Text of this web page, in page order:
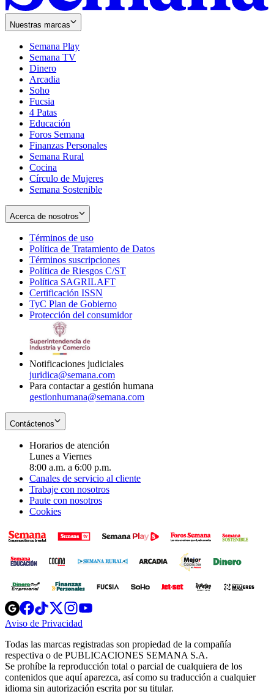
Nuestras marcas
Semana Play
Semana TV
Dinero
Arcadia
Soho
in
new
window
Fucsia
in
new
window
4 Patas
Educación
Foros Semana
Finanzas Personales
Semana Rural
Cocina
Círculo de Mujeres
Semana Sostenible
Acerca de nosotros
Términos de uso
in
new
window
Política de Tratamiento de Datos
Términos suscripciones
in
Política de Riesgos C/ST
Política SAGRILAFT
new
window
Certificación ISSN
in
new
TyC Plan de Gobierno
in
Protección del consumidorOpens
Notificaciones judiciales
juridica@semana.com
Para contactar a gestión humana
gestionhumana@semana.com
Contáctenos
Horarios de atención
Lunes a Viernes
8:00 a.m. a 6:00 p.m.
Canales de servicio al cliente
Trabaje con nosotros
Paute con nosotros
Cookies
Opens
in
new
Opens
in
new
Opens
in
new
window
Opens
new
windowwindow
Aviso de Privacidad
new
window
Todas las marcas registradas son propiedad de la compañía
respectiva o de PUBLICACIONES SEMANA S.A.
Se prohíbe la reproducción total o parcial de cualquiera de los
contenidos que aquí aparezca, así como su traducción a cualquier
idioma sin autorización escrita por su titular.